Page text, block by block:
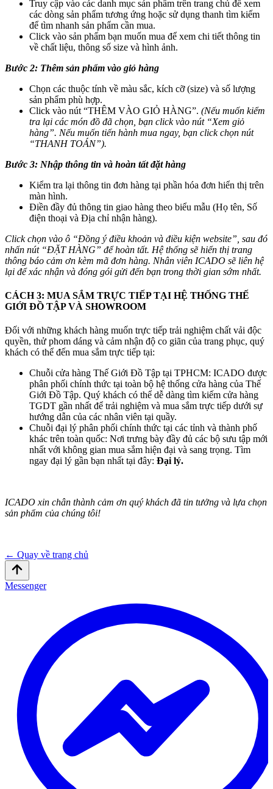
Truy cập vào các danh mục sản phẩm trên trang chủ để xem
các dòng sản phẩm tương ứng hoặc sử dụng thanh tìm kiếm
để tìm nhanh sản phẩm cần mua.
Click vào sản phẩm bạn muốn mua để xem chi tiết thông tin
về chất liệu, thông số size và hình ảnh.
Bước 2: Thêm sản phẩm vào giỏ hàng
Chọn các thuộc tính về màu sắc, kích cỡ (size) và số lượng
sản phẩm phù hợp.
Click vào nút “THÊM VÀO GIỎ HÀNG”. (Nếu muốn kiểm
tra lại các món đồ đã chọn, bạn click vào nút “Xem giỏ
hàng”. Nếu muốn tiến hành mua ngay, bạn click chọn nút
“THANH TOÁN”).
Bước 3: Nhập thông tin và hoàn tất đặt hàng
Kiểm tra lại thông tin đơn hàng tại phần hóa đơn hiển thị trên
màn hình.
Điền đầy đủ thông tin giao hàng theo biểu mẫu (Họ tên, Số
điện thoại và Địa chỉ nhận hàng).
Click chọn vào ô “Đồng ý điều khoản và điều kiện website”, sau đó
nhấn nút “ĐẶT HÀNG” để hoàn tất. Hệ thống sẽ hiển thị trang
thông báo cảm ơn kèm mã đơn hàng. Nhân viên ICADO sẽ liên hệ
lại để xác nhận và đóng gói gửi đến bạn trong thời gian sớm nhất.
CÁCH 3: MUA SẮM TRỰC TIẾP TẠI HỆ THỐNG THẾ
GIỚI ĐỒ TẬP VÀ SHOWROOM
Đối với những khách hàng muốn trực tiếp trải nghiệm chất vải độc
quyền, thử phom dáng và cảm nhận độ co giãn của trang phục, quý
khách có thể đến mua sắm trực tiếp tại:
Chuỗi cửa hàng Thế Giới Đồ Tập tại TPHCM: ICADO được
phân phối chính thức tại toàn bộ hệ thống cửa hàng của Thế
Giới Đồ Tập. Quý khách có thể dễ dàng tìm kiếm cửa hàng
TGDT gần nhất để trải nghiệm và mua sắm trực tiếp dưới sự
hướng dẫn của các nhân viên tại quầy.
Chuỗi đại lý phân phối chính thức tại các tỉnh và thành phố
khác trên toàn quốc: Nơi trưng bày đầy đủ các bộ sưu tập mới
nhất với không gian mua sắm hiện đại và sang trọng. Tìm
ngay đại lý gần bạn nhất tại đây: Đại lý.
ICADO xin chân thành cảm ơn quý khách đã tin tưởng và lựa chọn
sản phẩm của chúng tôi!
← Quay về trang chủ
Messenger